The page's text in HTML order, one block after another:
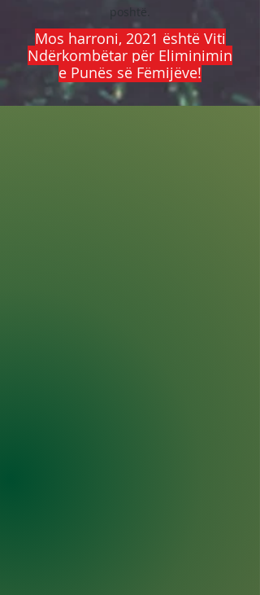
poshtë.
Mos harroni, 2021 është Viti
Ndërkombëtar për Eliminimin
e Punës së Fëmijëve!